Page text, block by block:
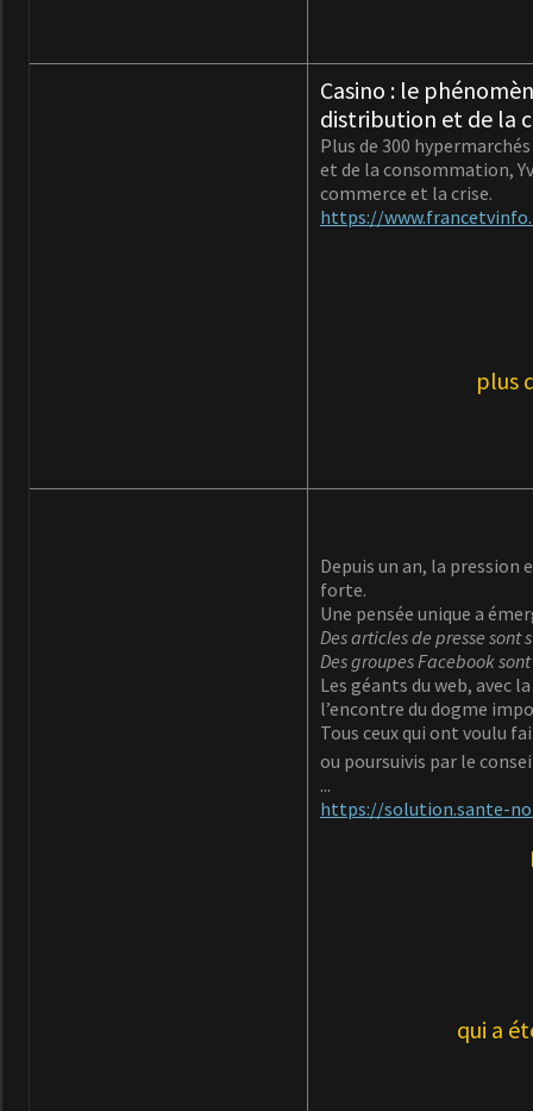
Casino : le
distribution et de la
Plus de 300
et de la consommation,
commerce et la crise.
https://
plus
Depuis un an, la pression
forte.
Une pensée unique a
Des articles de presse sont
Des groupes Facebook
Les géants du web, avec
l’encontre du dogme
Tous ceux qui ont voulu
ou poursuivis par le
...
https://solution.sante-
qui a